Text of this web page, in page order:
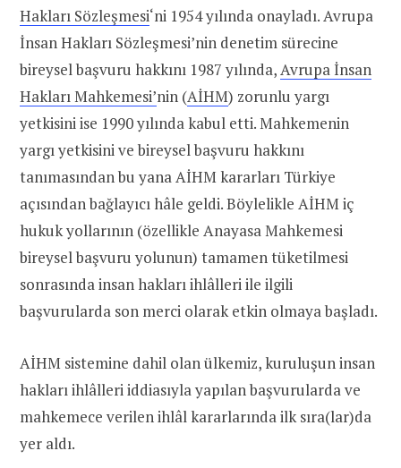
Hakları Sözleşmesi‘ni 1954 yılında onayladı. Avrupa
İnsan Hakları Sözleşmesi’nin denetim sürecine
bireysel başvuru hakkını 1987 yılında,Avrupa İnsan
Hakları Mahkemesi’nin (AİHM) zorunlu yargı
yetkisini ise 1990 yılında kabul etti. Mahkemenin
yargı yetkisini ve bireysel başvuru hakkını
tanımasından bu yana AİHM kararları Türkiye
açısından bağlayıcı hâle geldi. Böylelikle AİHM iç
hukuk yollarının (özellikle Anayasa Mahkemesi
bireysel başvuru yolunun) tamamen tüketilmesi
sonrasında insan hakları ihlâlleri ile ilgili
başvurularda son merci olarak etkin olmaya başladı.
AİHM sistemine dahil olan ülkemiz, kuruluşun insan
hakları ihlâlleri iddiasıyla yapılan başvurularda ve
mahkemece verilen ihlâl kararlarında ilk sıra(lar)da
yer aldı.